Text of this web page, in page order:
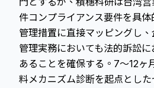
件コンプライアンス要件を具
管理措置に直接マッピングし
管理実務においても法的訴訟
あることを確保する。7〜12ヶ
料メカニズム診断を起点とし